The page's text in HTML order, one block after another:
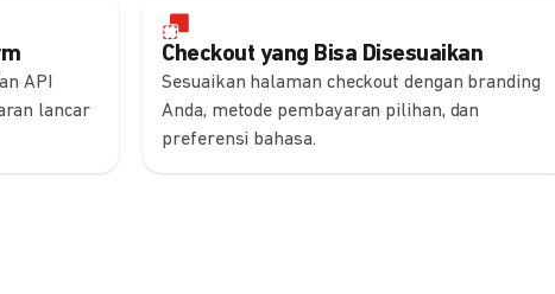
API
lancar
Checkout yang Bisa Disesuaikan
Sesuaikan halaman checkout dengan branding
Anda, metode pembayaran pilihan, dan
preferensi bahasa.